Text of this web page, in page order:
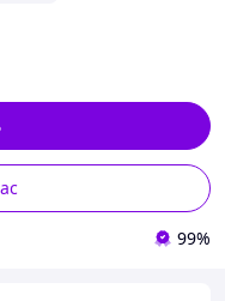
99%